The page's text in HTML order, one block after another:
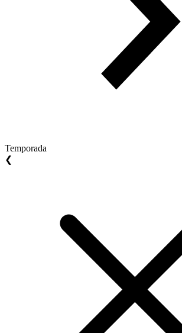
Temporada
❮